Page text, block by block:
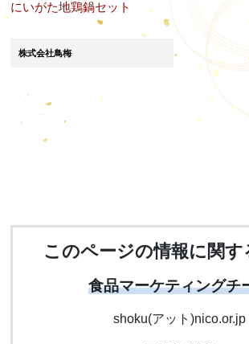
にいがた地鶏鍋セット
株式会社鳥梅
このページの情報に関す
食品マーケティングチ
shoku(アット)nico.or.jp